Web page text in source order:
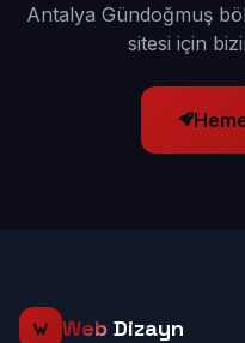
Antalya Gündoğmuş
sitesi için
Web Dizayn